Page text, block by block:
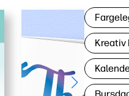
Kreativ